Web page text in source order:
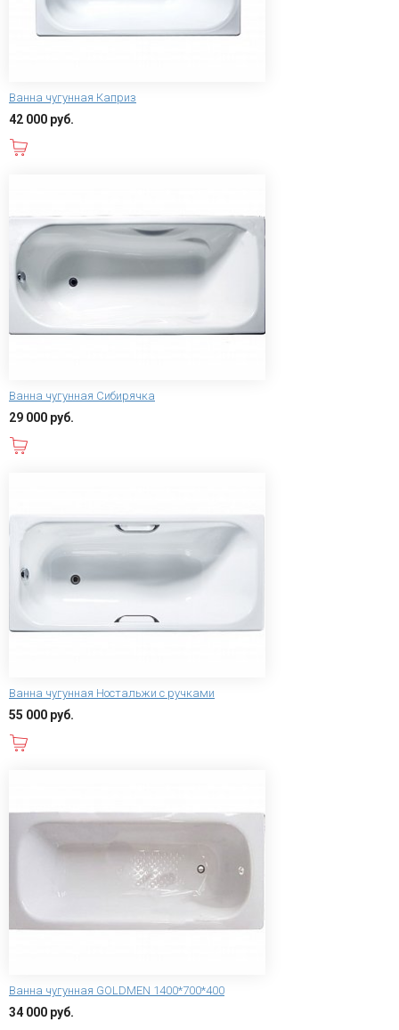
Ванна чугунная Каприз
42 000 руб.
Ванна чугунная Сибирячка
29 000 руб.
Ванна чугунная Ностальжи с ручками
55 000 руб.
Ванна чугунная GOLDMEN 1400*700*400
34 000 руб.